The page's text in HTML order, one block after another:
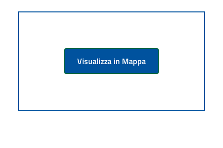
Visualizza in Mappa